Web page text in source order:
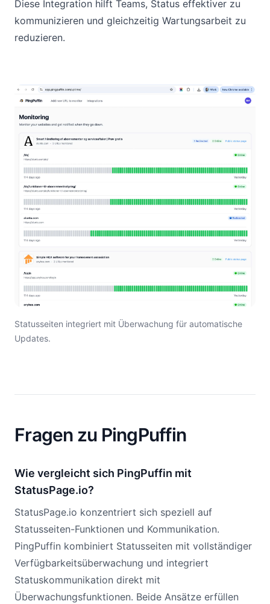
Diese Integration hilft Teams, Status effektiver zu
kommunizieren und gleichzeitig Wartungsarbeit zu
reduzieren.
Statusseiten integriert mit Überwachung für automatische
Updates.
Fragen zu PingPuffin
Wie vergleicht sich PingPuffin mit
StatusPage.io?
StatusPage.io konzentriert sich speziell auf
Statusseiten-Funktionen und Kommunikation.
PingPuffin kombiniert Statusseiten mit vollständiger
Verfügbarkeitsüberwachung und integriert
Statuskommunikation direkt mit
Überwachungsfunktionen. Beide Ansätze erfüllen